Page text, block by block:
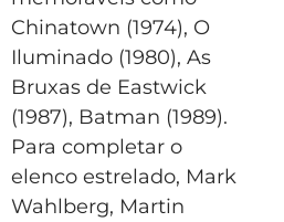
Chinatown (1974), O
Iluminado (1980), As
Bruxas de Eastwick
(1987), Batman (1989).
Para completar o
elenco estrelado, Mark
Wahlberg, Martin